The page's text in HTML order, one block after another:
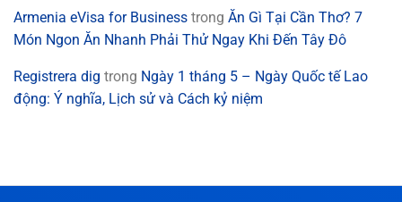
Armenia eVisa for Business trong Ăn Gì Tại Cần Thơ? 7
Món Ngon Ăn Nhanh Phải Thử Ngay Khi Đến Tây Đô
Registrera dig trong Ngày 1 tháng 5 – Ngày Quốc tế Lao
động: Ý nghĩa, Lịch sử và Cách kỷ niệm